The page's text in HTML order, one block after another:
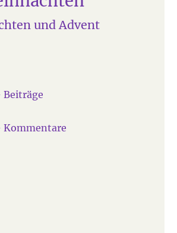
und Advent
Beiträge
Kommentare